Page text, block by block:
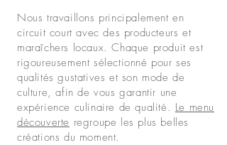
Nous travaillons principalement en
circuit court avec des producteurs et
maraîchers locaux. Chaque produit est
rigoureusement sélectionné pour ses
qualités gustatives et son mode de
culture, afin de vous garantir une
expérience culinaire de qualité. Le menu
découverte regroupe les plus belles
créations du moment.